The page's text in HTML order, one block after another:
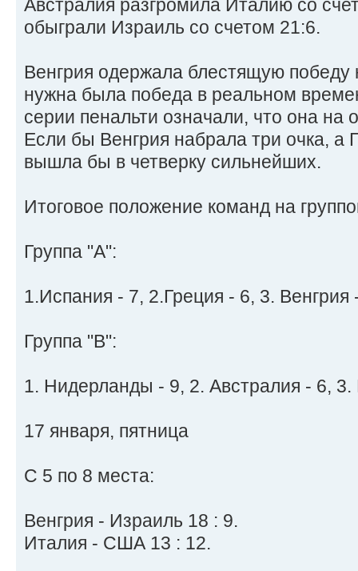
Австралия разгромила Италию со
обыграли Израиль со счетом 21:6.
Венгрия одержала блестящую
нужна была победа в реальном
серии пенальти означали, что она на
Если бы Венгрия набрала три очка, а
вышла бы в четверку сильнейших.
Итоговое положение команд на
Группа "A":
1.Испания - 7, 2.Греция - 6, 3.
Группа "B":
1. Нидерланды - 9, 2. Австралия - 6,
17 января, пятница
С 5 по 8 места:
Венгрия - Израиль 18 : 9.
Италия - США 13 : 12.